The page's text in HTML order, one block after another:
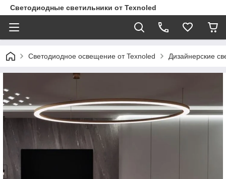
Светодиодные светильники от Texnoled
Светодиодное освещение от Texnoled Дизайнерские